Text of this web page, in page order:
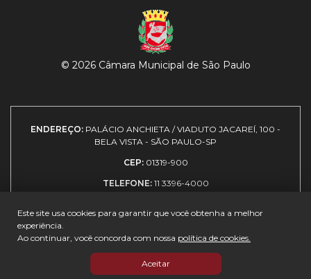
© 2026 Câmara Municipal de São Paulo
ENDEREÇO: PALÁCIO ANCHIETA / VIADUTO JACAREÍ, 100 -
BELA VISTA - SÃO PAULO-SP
CEP: 01319-900
TELEFONE: 11 3396-4000
Expediente|
Política de
|
Como
|
Guia de
Este site usa cookies para garantir que você obtenha a melhor
experiência.
Ao continuar, você concorda com nossa política de cookies.
Aceitar